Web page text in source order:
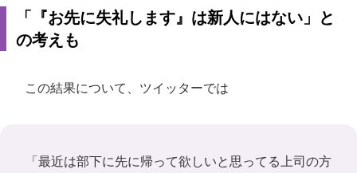
「『お先に失礼します』は新人にはない」と
の考えも
この結果について、ツイッターでは
「最近は部下に先に帰って欲しいと思ってる上司の方